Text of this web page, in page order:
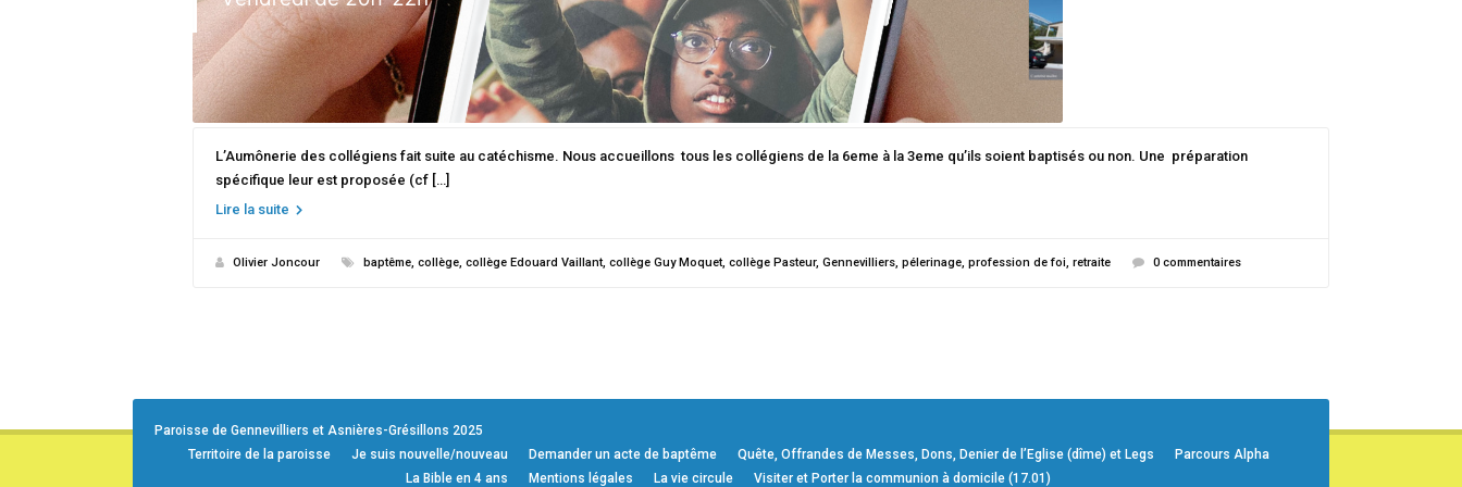
L’Aumônerie des collégiens fait suite au catéchisme. Nous accueillons tous les collégiens de la 6eme à la 3eme qu’ils soient baptisés ou non. Une préparation
spécifique leur est proposée (cf […]
Lire la suite
Olivier Joncour baptême, collège, collège Edouard Vaillant, collège Guy Moquet, collège Pasteur, Gennevilliers, pélerinage, profession de foi, retraite 0 commentaires
Paroisse de Gennevilliers et Asnières-Grésillons 2025
Territoire de la paroisse
Je suis nouvelle/nouveau Demander un acte de baptême Quête, Offrandes de Messes, Dons, Denier de l’Eglise (dîme) et Legs
Parcours Alpha
La Bible en 4 ans
Mentions légales La vie circule Visiter et Porter la communion à domicile (17.01)